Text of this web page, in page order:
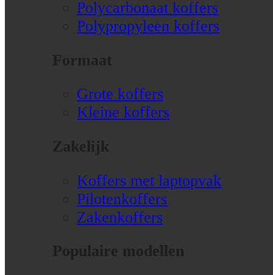
Polycarbonaat koffers
Polypropyleen koffers
Formaat
Grote koffers
Kleine koffers
Zakelijk
Koffers met laptopvak
Pilotenkoffers
Zakenkoffers
Populaire modellen